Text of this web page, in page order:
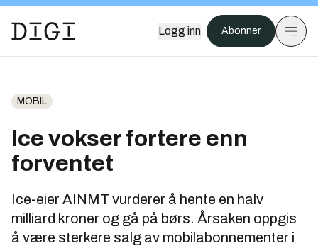
Logg inn Abonner
MOBIL
Ice vokser fortere enn
forventet
Ice-eier AINMT vurderer å hente en halv
milliard kroner og gå på børs. Årsaken oppgis
å være sterkere salg av mobilabonnementer i